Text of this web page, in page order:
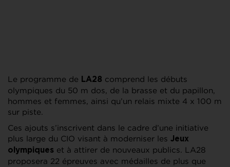
Le programme de LA28 comprend les débuts
olympiques du 50 m dos, de la brasse et du papillon,
hommes et femmes, ainsi qu’un relais mixte 4 x 100 m
sur piste.
Ces ajouts s’inscrivent dans le cadre d’une initiative
plus large du CIO visant à moderniser les Jeux
olympiques et à attirer de nouveaux publics. LA28
proposera 22 épreuves avec médailles de plus que